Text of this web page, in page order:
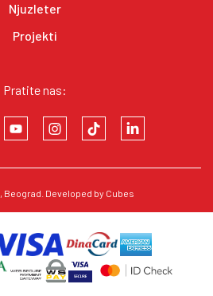
Njuzleter
Projekti
Pratite nas:
, Beograd. Developed by Cubes